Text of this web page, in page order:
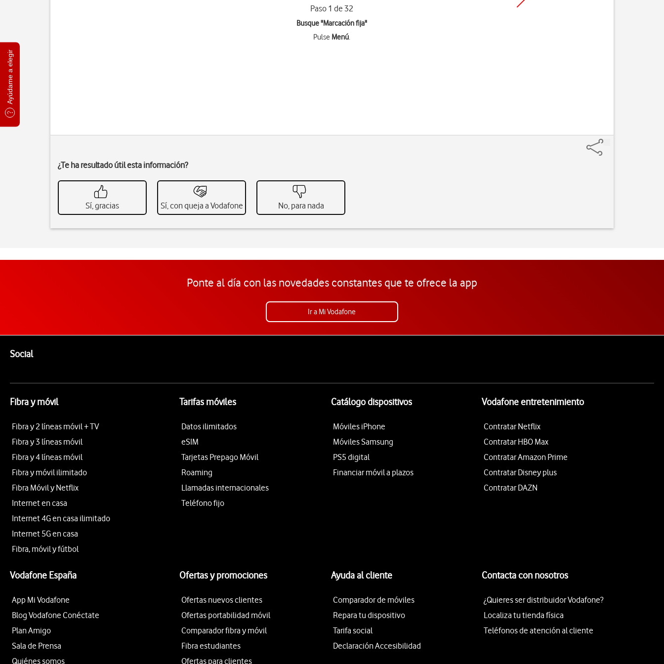
Ayúdame a elegir
Paso 1 de 32
Busque "Marcación fija"
Pulse Menú.
¿Te ha resultado útil esta información?
Sí, gracias Sí, con queja a Vodafone No, para nada
Ponte al día con las novedades constantes que te ofrece la app
Ir a Mi Vodafone
SocialEnlaces a las redes sociales de Vodafone
Fibra y móvil
Fibra y 2 líneas móvil + TV
Fibra y 3 líneas móvil
Fibra y 4 líneas móvil
Fibra y móvil ilimitado
Fibra Móvil y Netflix
Internet en casa
Internet 4G en casa ilimitado
Internet 5G en casa
Fibra, móvil y fútbol
Tarifas móviles
Datos ilimitados
eSIM
Tarjetas Prepago Móvil
Roaming
Llamadas internacionales
Teléfono fijo
Catálogo dispositivos
Móviles iPhone
Móviles Samsung
PS5 digital
Financiar móvil a plazos
Vodafone entretenimiento
Contratar Netflix
Contratar HBO Max
Contratar Amazon Prime
Contratar Disney plus
Contratar DAZN
Vodafone España
App Mi Vodafone
Blog Vodafone Conéctate
Plan Amigo
Sala de Prensa
Quiénes somos
Ofertas y promociones
Ofertas nuevos clientes
Ofertas portabilidad móvil
Comparador fibra y móvil
Fibra estudiantes
Ofertas para clientes
Ayuda al cliente
Comparador de móviles
Repara tu dispositivo
Tarifa social
Declaración Accesibilidad
Contacta con nosotros
¿Quieres ser distribuidor Vodafone?
Localiza tu tienda física
Teléfonos de atención al cliente